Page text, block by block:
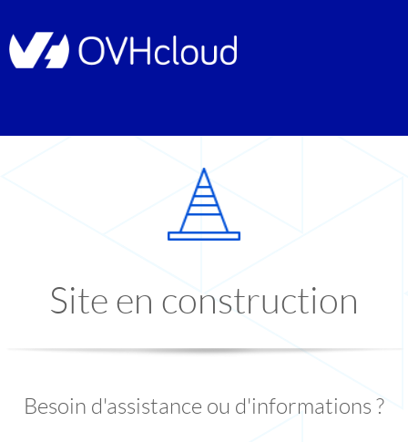
Site en construction
Besoin d'assistance ou d'informations ?